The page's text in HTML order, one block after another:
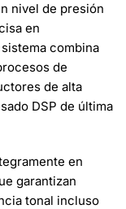
nivel de presión
en
combina
de
de alta
DSP de última
en
garantizan
tonal incluso